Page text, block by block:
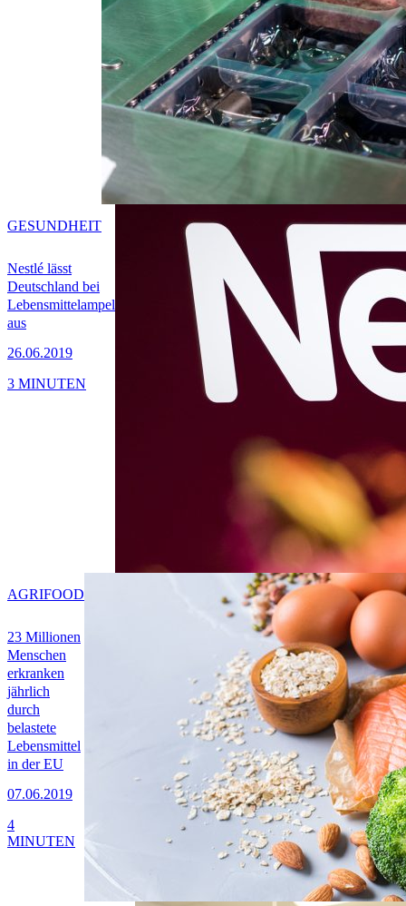
Nestlé lässt
Deutschland bei
Lebensmittelampel
aus
26.06.2019
GESUNDHEIT
3 MINUTEN
23 Millionen
Menschen
erkranken
jährlich
durch
belastete
Lebensmittel
in der EU
07.06.2019
AGRIFOOD
4
MINUTEN